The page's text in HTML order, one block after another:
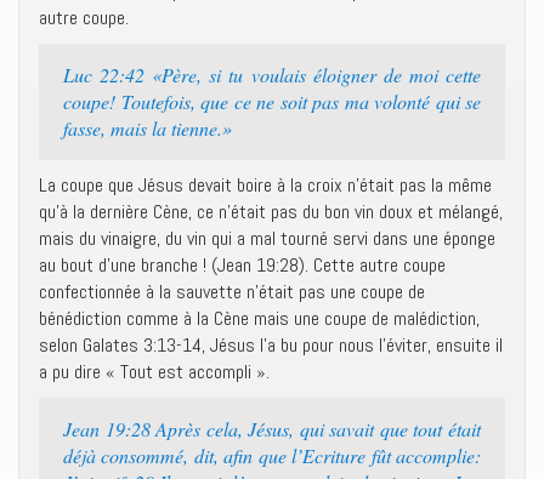
autre coupe.
Luc 22:42 «Père, si tu voulais éloigner de moi cette
coupe! Toutefois, que ce ne soit pas ma volonté qui se
fasse, mais la tienne.»
La coupe que Jésus devait boire à la croix n’était pas la même
qu’à la dernière Cène, ce n’était pas du bon vin doux et mélangé,
mais du vinaigre, du vin qui a mal tourné servi dans une éponge
au bout d’une branche ! (Jean 19:28). Cette autre coupe
confectionnée à la sauvette n’était pas une coupe de
bénédiction comme à la Cène mais une coupe de malédiction,
selon Galates 3:13-14, Jésus l’a bu pour nous l’éviter, ensuite il
a pu dire « Tout est accompli ».
Jean 19:28 Après cela, Jésus, qui savait que tout était
déjà consommé, dit, afin que l’Ecriture fût accomplie: